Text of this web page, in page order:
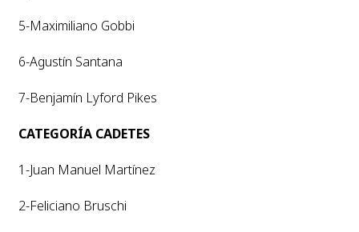
5-Maximiliano Gobbi
6-Agustín Santana
7-Benjamín Lyford Pikes
CATEGORÍA CADETES
1-Juan Manuel Martínez
2-Feliciano Bruschi